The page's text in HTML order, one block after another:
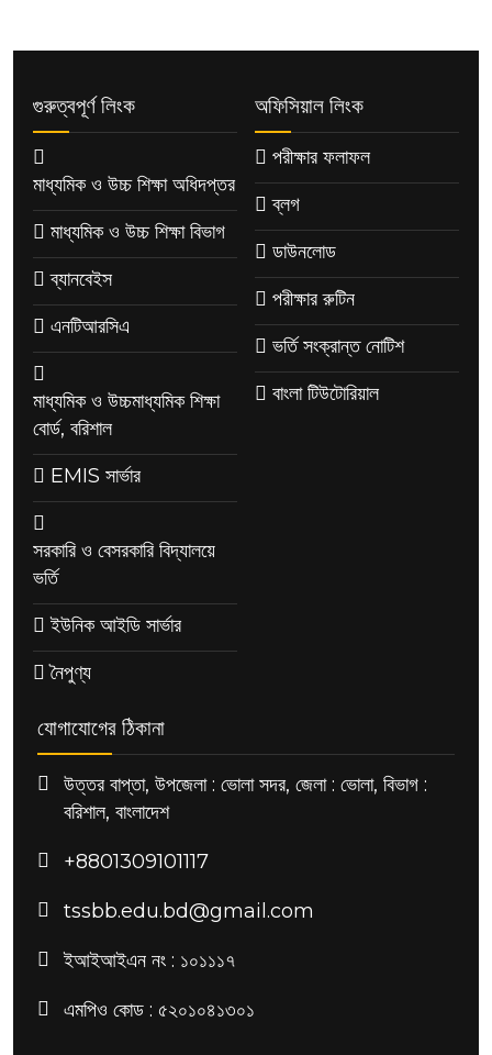
গুরুত্বপূর্ণ লিংক
মাধ্যমিক ও উচ্চ শিক্ষা অধিদপ্তর
মাধ্যমিক ও উচ্চ শিক্ষা বিভাগ
ব্যানবেইস
এনটিআরসিএ
মাধ্যমিক ও উচ্চমাধ্যমিক শিক্ষা
বোর্ড, বরিশাল
EMIS সার্ভার
সরকারি ও বেসরকারি বিদ্যালয়ে
ভর্তি
ইউনিক আইডি সার্ভার
নৈপুণ্য
অফিসিয়াল লিংক
পরীক্ষার ফলাফল
ব্লগ
ডাউনলোড
পরীক্ষার রুটিন
ভর্তি সংক্রান্ত নোটিশ
বাংলা টিউটোরিয়াল
যোগাযোগের ঠিকানা
উত্তর বাপ্তা, উপজেলা : ভোলা সদর, জেলা : ভোলা, বিভাগ :
বরিশাল, বাংলাদেশ
+8801309101117
tssbb.edu.bd@gmail.com
ইআইআইএন নং : ১০১১১৭
এমপিও কোড : ৫২০১০৪১৩০১